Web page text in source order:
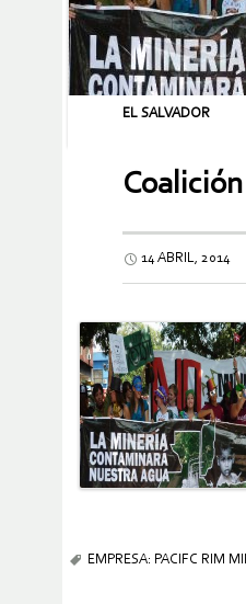
EL SALVADOR
14 ABRIL, 2014
EMPRESA: PACIFC RIM